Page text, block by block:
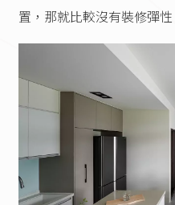
置，那就比較沒有裝修彈性